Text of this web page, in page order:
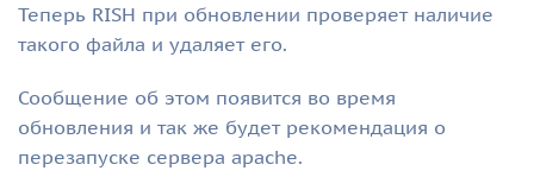
Теперь RISH при обновлении проверяет наличие
такого файла и удаляет его.
Сообщение об этом появится во время
обновления и так же будет рекомендация о
перезапуске сервера apache.